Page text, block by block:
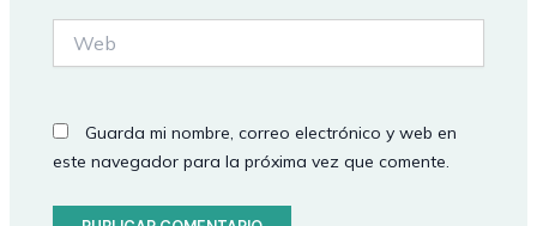
Guarda mi nombre, correo electrónico y web en
este navegador para la próxima vez que comente.